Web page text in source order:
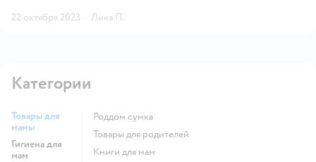
22 октября 2023 · Лика П.
Категории
Товары для
мамы
Гигиена для
мам
Роддом сумка
Товары для родителей
Книги для мам